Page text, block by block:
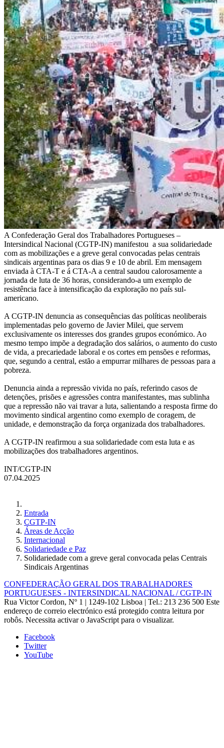
A Confederação Geral dos Trabalhadores Portugueses –
Intersindical Nacional (CGTP-IN) manifestou a sua solidariedade
com as mobilizações e a greve geral convocadas pelas centrais
sindicais argentinas para os dias 9 e 10 de abril. Em mensagem
enviada à CTA-T e á CTA-A a central saudou calorosamente a
jornada de luta de 36 horas, considerando-a um exemplo de
resistência face à intensificação da exploração no país sul-
americano.
A CGTP-IN denuncia as consequências das políticas neoliberais
implementadas pelo governo de Javier Milei, que servem
exclusivamente os interesses dos grandes grupos económico. Ao
mesmo tempo impõe a degradação dos salários, o aumento do custo
de vida, a precariedade laboral e os cortes em pensões e reformas,
que, segundo a central, estão a empurrar milhares de pessoas para a
pobreza.
Denuncia ainda a repressão vivida no país, referindo casos de
detenções, prisões e agressões contra manifestantes, mas sublinha
que a repressão não vai travar a luta, salientando a resposta firme do
movimento sindical argentino como exemplo de coragem, de
unidade, e demonstração da força organizada dos trabalhadores.
A CGTP-IN reafirmou a sua solidariedade com esta luta e as
mobilizações dos trabalhadores argentinos.
INT/CGTP-IN
07.04.2025
Entrada
CGTP-IN
Áreas de Acção
Internacional
Solidariedade e Paz
Solidariedade com a greve geral convocada pelas Centrais
Sindicais Argentinas
CONFEDERAÇÃO GERAL DOS TRABALHADORES
PORTUGUESES - INTERSINDICAL NACIONAL / CGTP-IN
Rua Victor Cordon, Nº 1 | 1249-102 Lisboa | Tel.: 213 236 500 Este
endereço de correio electrónico está protegido contra leitura por
robôs. Necessita activar o JavaScript para o visualizar.
Facebook
Twitter
YouTube